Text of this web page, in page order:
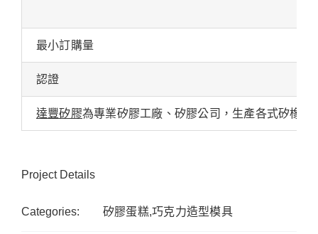
最小訂購量
認證
達豐矽膠為專業矽膠工廠、矽膠公司，生產各式矽橡
Project Details
Categories: 矽膠蛋糕,巧克力造型模具